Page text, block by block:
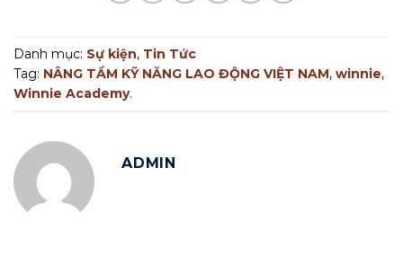
Danh mục: Sự kiện, Tin Tức
Tag: NÂNG TẦM KỸ NĂNG LAO ĐỘNG VIỆT NAM, winnie,
Winnie Academy.
ADMIN